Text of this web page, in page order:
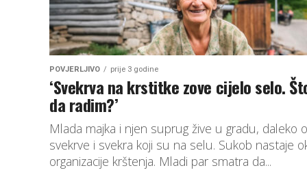
POVJERLJIVO prije 3 godine
‘Svekrva na krstitke zove cijelo selo.
da radim?’
Mlada majka i njen suprug žive u gradu, daleko
svekrve i svekra koji su na selu. Sukob nastaje
organizacije krštenja. Mladi par smatra da...